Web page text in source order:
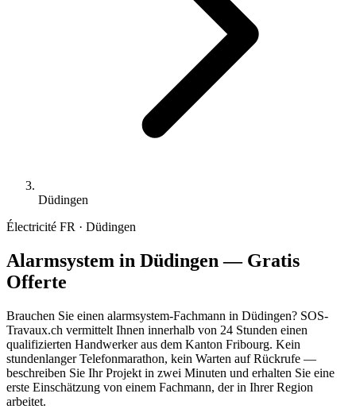
Düdingen
Électricité FR · Düdingen
Alarmsystem in Düdingen — Gratis
Offerte
Brauchen Sie einen alarmsystem-Fachmann in Düdingen? SOS-
Travaux.ch vermittelt Ihnen innerhalb von 24 Stunden einen
qualifizierten Handwerker aus dem Kanton Fribourg. Kein
stundenlanger Telefonmarathon, kein Warten auf Rückrufe —
beschreiben Sie Ihr Projekt in zwei Minuten und erhalten Sie eine
erste Einschätzung von einem Fachmann, der in Ihrer Region
arbeitet.